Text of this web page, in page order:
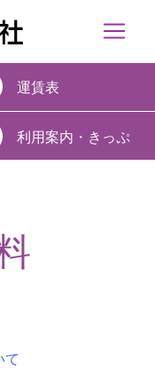
運賃表
利用案内・きっぷ
て